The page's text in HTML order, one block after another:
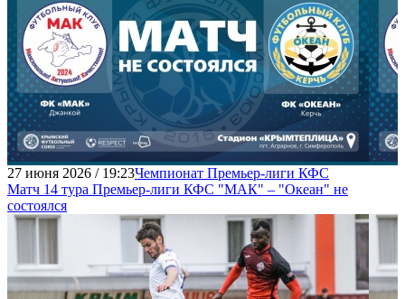
27 июня 2026 / 19:23Чемпионат Премьер-лиги КФС
Матч 14 тура Премьер-лиги КФС "МАК" – "Океан" не
состоялся